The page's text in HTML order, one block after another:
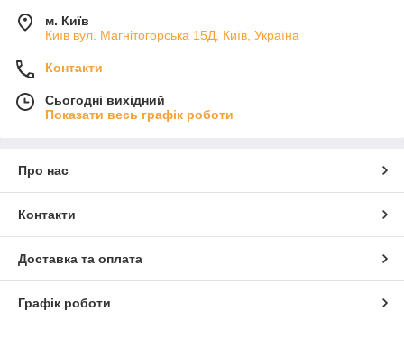
м. Київ
Київ вул. Магнiтогорська 15Д, Київ, Україна
Контакти
Сьогодні вихідний
Показати весь графік роботи
Про нас
Контакти
Доставка та оплата
Графік роботи